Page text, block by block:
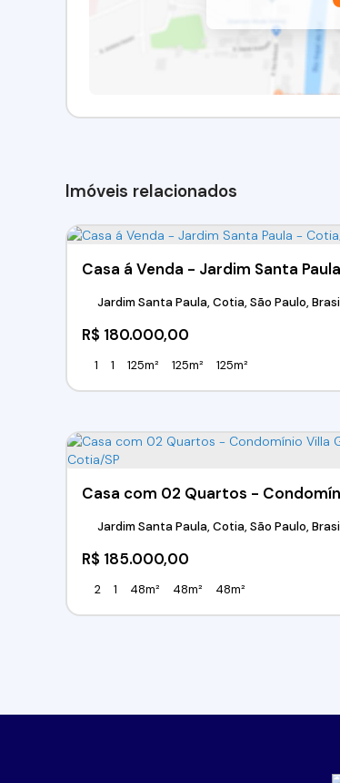
Imóveis relacionados
R$ 180.000,00
Jardim Santa Paula, Cotia, São Paulo,
1 1 125m² 125m² 125m²
R$ 185.000,00
Jardim Santa Paula, Cotia, São Paulo,
2 1 48m² 48m² 48m²